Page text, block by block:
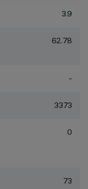
3.9
62.78
-
3373
0
73